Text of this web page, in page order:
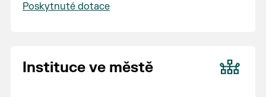
Poskytnuté dotace
Instituce ve městě